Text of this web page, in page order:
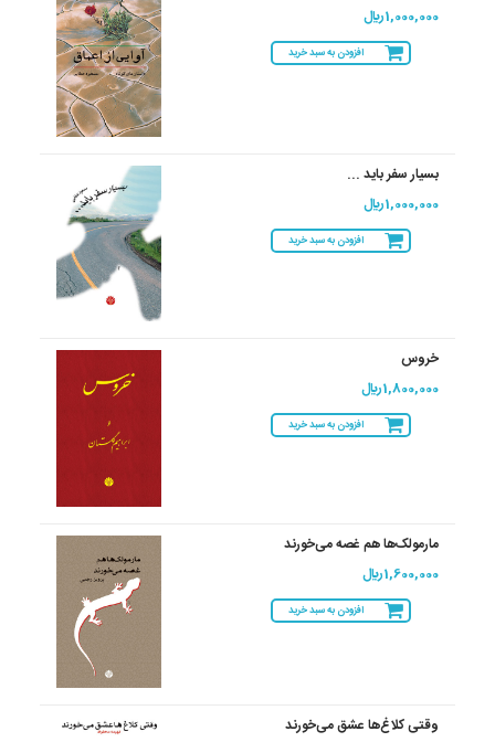
1,000,000 ريال
افزودن به سبد خرید
بسیار سفر باید ...
1,000,000 ريال
افزودن به سبد خرید
خروس
1,800,000 ريال
افزودن به سبد خرید
مارمولک‌ها هم غصه می‌‌خورند
1,600,000 ريال
افزودن به سبد خرید
وقتی کلاغ‌ها عشق می‌خورند